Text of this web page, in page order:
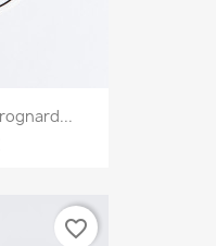
favorite_border